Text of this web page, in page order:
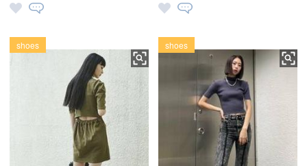
shoes shoes